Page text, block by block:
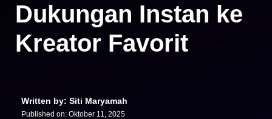
Dukungan Instan ke
Kreator Favorit
Written by: Siti Maryamah
Published on: Oktober 11, 2025